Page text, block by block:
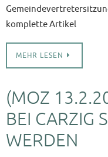
komplette Artikel
MEHR LESEN
(MOZ
BEI CARZIG
ERDEN